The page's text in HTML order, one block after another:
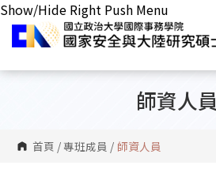
Show/Hide Right Push Menu
師資人員
首頁 / 專班成員 / 師資人員